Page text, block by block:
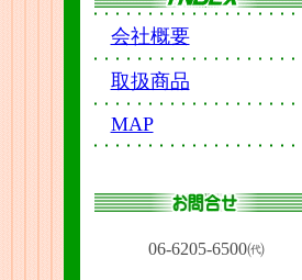
会社概要
取扱商品
MAP
06-6205-6500㈹